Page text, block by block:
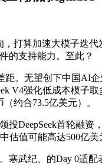
算加速大模子迭代
的支持能力。至此？
。无望创下中国AI企
V4强化低成本模子
约合73.5亿美元）。
首轮融资
估值可能高达500亿
纪、的Day 0适配